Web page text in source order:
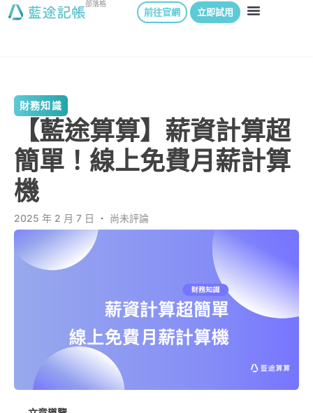
部落格
前往官網 立即試用
財務知識
【藍途算算】薪資計算超
簡單！線上免費月薪計算
機
2025 年 2 月 7 日 ． 尚未評論